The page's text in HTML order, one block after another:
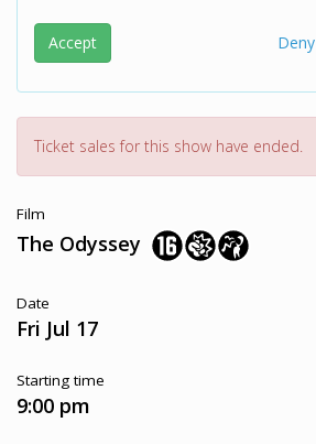
Accept Deny
Ticket sales for this show have ended.
Film
The Odyssey
Date
Fri Jul 17
Starting time
9:00 pm